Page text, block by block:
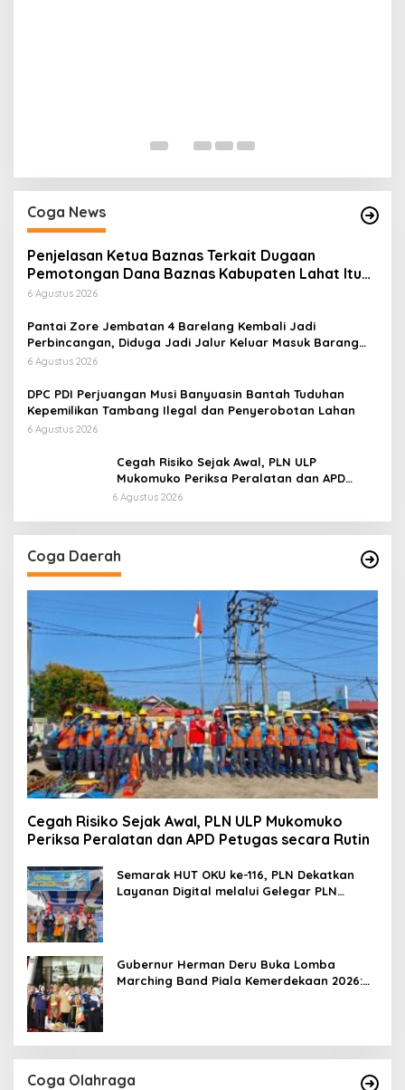
Coga News
Penjelasan Ketua Baznas Terkait Dugaan
Pemotongan Dana Baznas Kabupaten Lahat Itu
Tidak Benar
6 Agustus 2026
Pantai Zore Jembatan 4 Barelang Kembali Jadi
Perbincangan, Diduga Jadi Jalur Keluar Masuk Barang
Tanpa Dokumen Kepabeanan, Nama Berinisial WL
di Kawasan Pesisir
6 Agustus 2026
DPC PDI Perjuangan Musi Banyuasin Bantah Tuduhan
Kepemilikan Tambang Ilegal dan Penyerobotan Lahan
6 Agustus 2026
Cegah Risiko Sejak Awal, PLN ULP
Mukomuko Periksa Peralatan dan APD
Petugas secara Rutin
6 Agustus 2026
Coga Daerah
Cegah Risiko Sejak Awal, PLN ULP Mukomuko
Periksa Peralatan dan APD Petugas secara Rutin
Semarak HUT OKU ke-116, PLN Dekatkan
Layanan Digital melalui Gelegar PLN
Gubernur Herman Deru Buka Lomba
Marching Band Piala Kemerdekaan 2026:
Coga Olahraga